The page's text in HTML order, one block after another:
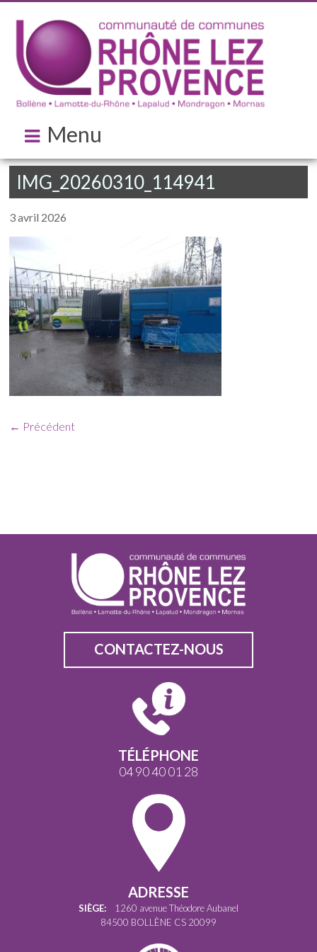
Menu
IMG_20260310_114941
3 avril 2026
← Précédent
CONTACTEZ-NOUS
TÉLÉPHONE
04 90 40 01 28
ADRESSE
SIÈGE: 1260 avenue Théodore Aubanel
84500 BOLLÈNE CS 20099